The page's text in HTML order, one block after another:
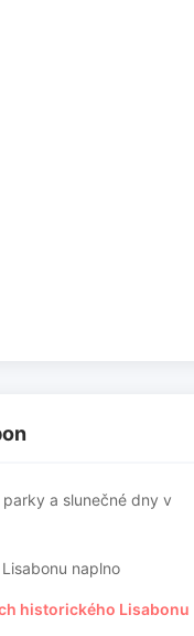
a slunečné dny v
naplno
historického Lisabonu